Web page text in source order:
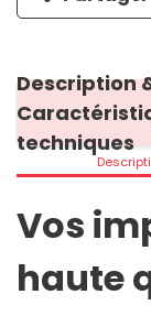
Description
techniques
Vos
haute